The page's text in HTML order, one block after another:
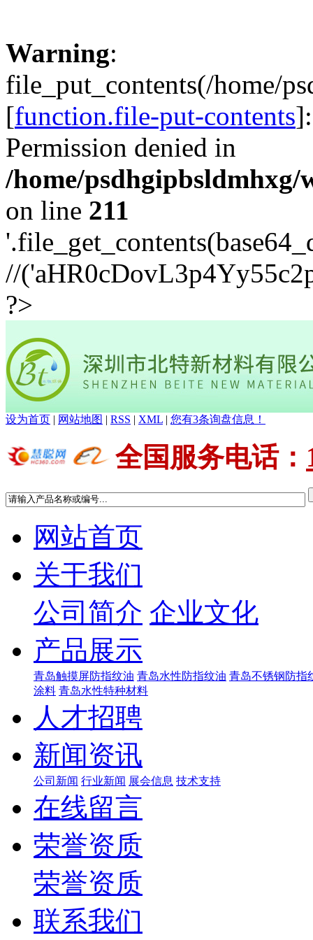
Warning:
file_put_contents(/home/
[function.file-put-contents
Permission denied in
/home/psdhgipbsldmhxg/
on line 211
//
?>
设为首页 | 网站地图 | RSS | XML | 您有3条询盘信息！
全国服务电话：
网站首页
关于我们
公司简介 企业文化
产品展示
青岛触摸屏防指纹油 青岛水性防指纹油 青岛不锈钢防指
涂料 青岛水性特种材料
人才招聘
新闻资讯
公司新闻 行业新闻 展会信息 技术支持
在线留言
荣誉资质
荣誉资质
联系我们